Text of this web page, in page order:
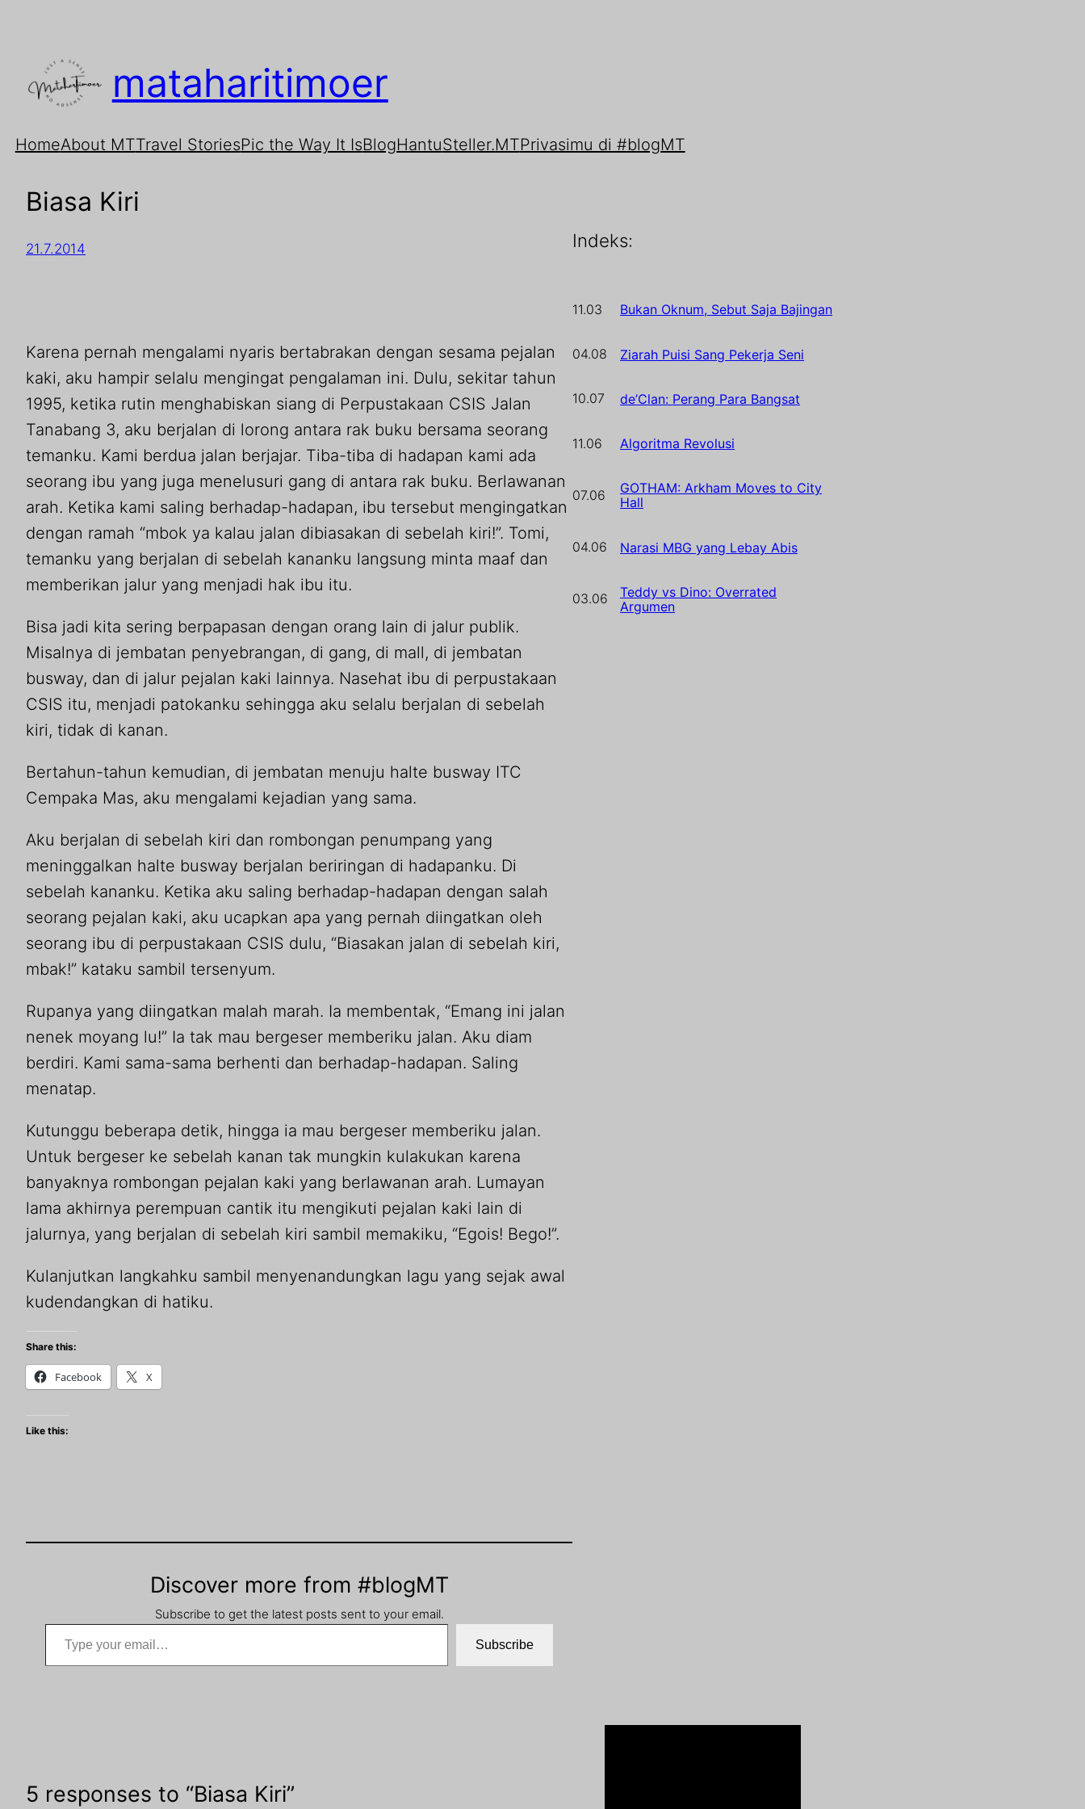
mataharitimoer
HomeAbout MTTravel StoriesPic the Way It IsBlogHantuSteller.MTPrivasimu di #blogMT
Biasa Kiri
21.7.2014
Karena pernah mengalami nyaris bertabrakan dengan sesama pejalan
kaki, aku hampir selalu mengingat pengalaman ini. Dulu, sekitar tahun
1995, ketika rutin menghabiskan siang di Perpustakaan CSIS Jalan
Tanabang 3, aku berjalan di lorong antara rak buku bersama seorang
temanku. Kami berdua jalan berjajar. Tiba-tiba di hadapan kami ada
seorang ibu yang juga menelusuri gang di antara rak buku. Berlawanan
arah. Ketika kami saling berhadap-hadapan, ibu tersebut mengingatkan
dengan ramah “mbok ya kalau jalan dibiasakan di sebelah kiri!”. Tomi,
temanku yang berjalan di sebelah kananku langsung minta maaf dan
memberikan jalur yang menjadi hak ibu itu.
Bisa jadi kita sering berpapasan dengan orang lain di jalur publik.
Misalnya di jembatan penyebrangan, di gang, di mall, di jembatan
busway, dan di jalur pejalan kaki lainnya. Nasehat ibu di perpustakaan
CSIS itu, menjadi patokanku sehingga aku selalu berjalan di sebelah
kiri, tidak di kanan.
Bertahun-tahun kemudian, di jembatan menuju halte busway ITC
Cempaka Mas, aku mengalami kejadian yang sama.
Aku berjalan di sebelah kiri dan rombongan penumpang yang
meninggalkan halte busway berjalan beriringan di hadapanku. Di
sebelah kananku. Ketika aku saling berhadap-hadapan dengan salah
seorang pejalan kaki, aku ucapkan apa yang pernah diingatkan oleh
seorang ibu di perpustakaan CSIS dulu, “Biasakan jalan di sebelah kiri,
mbak!” kataku sambil tersenyum.
Rupanya yang diingatkan malah marah. Ia membentak, “Emang ini jalan
nenek moyang lu!” Ia tak mau bergeser memberiku jalan. Aku diam
berdiri. Kami sama-sama berhenti dan berhadap-hadapan. Saling
menatap.
Kutunggu beberapa detik, hingga ia mau bergeser memberiku jalan.
Untuk bergeser ke sebelah kanan tak mungkin kulakukan karena
banyaknya rombongan pejalan kaki yang berlawanan arah. Lumayan
lama akhirnya perempuan cantik itu mengikuti pejalan kaki lain di
jalurnya, yang berjalan di sebelah kiri sambil memakiku, “Egois! Bego!”.
Kulanjutkan langkahku sambil menyenandungkan lagu yang sejak awal
kudendangkan di hatiku.
Share this:
Facebook X
Like this:
Discover more from #blogMT
Subscribe to get the latest posts sent to your email.
Type your email…
Subscribe
Indeks:
11.03 Bukan Oknum, Sebut Saja Bajingan
04.08 Ziarah Puisi Sang Pekerja Seni
10.07 de’Clan: Perang Para Bangsat
11.06 Algoritma Revolusi
07.06
GOTHAM: Arkham Moves to City
Hall
04.06 Narasi MBG yang Lebay Abis
03.06
Teddy vs Dino: Overrated
Argumen
5 responses to “Biasa Kiri”